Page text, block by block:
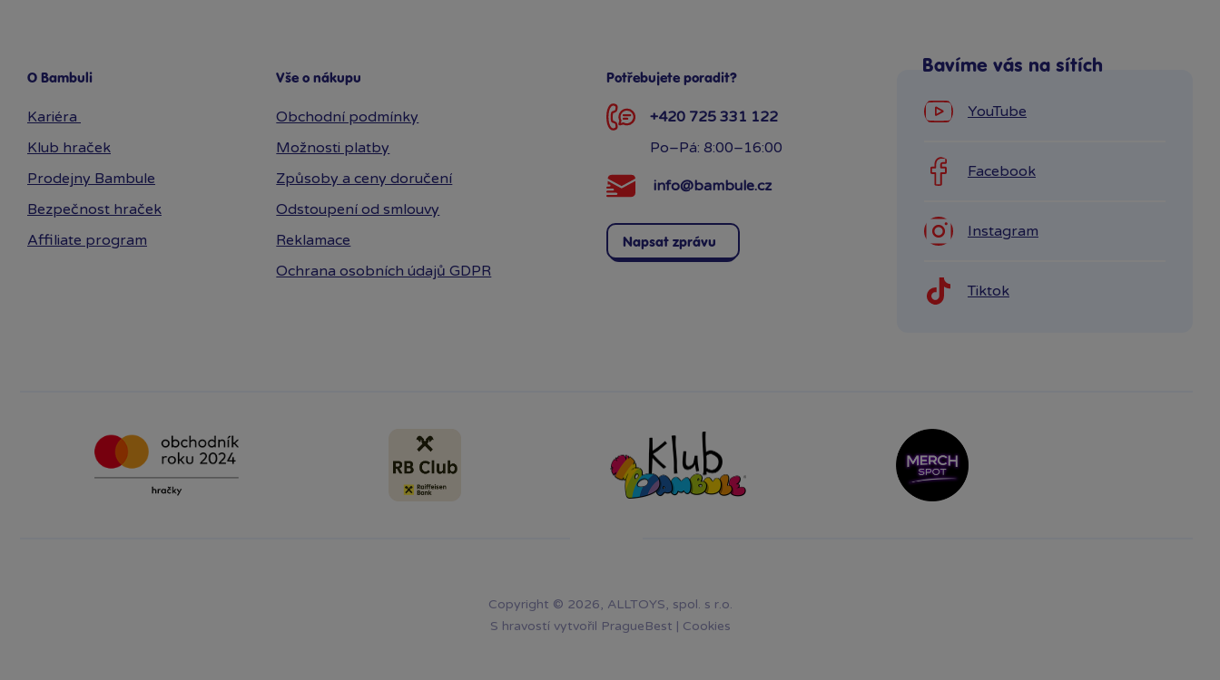
O Bambuli
Kariéra
Klub hraček
Prodejny Bambule
Bezpečnost hraček
Affiliate program
Vše o nákupu
Obchodní podmínky
Možnosti platby
Způsoby a ceny doručení
Odstoupení od smlouvy
Reklamace
Ochrana osobních údajů GDPR
Potřebujete poradit?
+420 725 331 122
Po–Pá: 8:00–16:00
info@bambule.cz
Napsat zprávu
Bavíme vás na sítích
YouTube
Facebook
Instagram
Tiktok
Copyright © 2026, ALLTOYS, spol. s r.o.
S hravostí vytvořil PragueBest | Cookies